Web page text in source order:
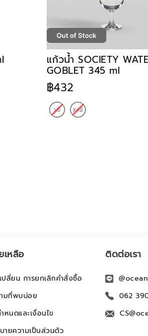
แก้วน้ำ SOCIETY
GOBLET 345 ml
฿432
เหลือ
ปลี่ยน การยกเลิกคำสั่งซื้อ
มที่พบบ่อย
หนดและเงื่อนไข
ายความเป็นส่วนตัว
ติดต่อเรา
062